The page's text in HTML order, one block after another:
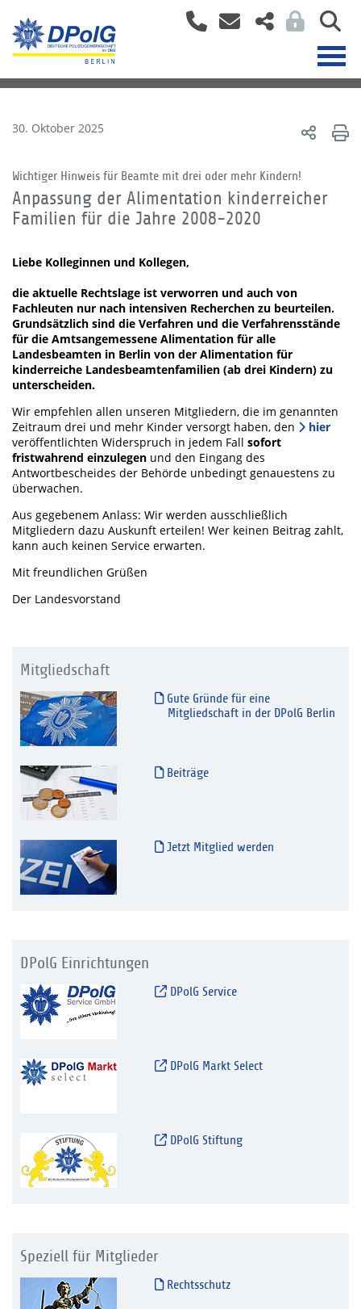
30. Oktober 2025
Wichtiger Hinweis für Beamte mit drei oder mehr Kindern!
Anpassung der Alimentation kinderreicher
Familien für die Jahre 2008-2020
Liebe Kolleginnen und Kollegen,
die aktuelle Rechtslage ist verworren und auch von
Fachleuten nur nach intensiven Recherchen zu beurteilen.
Grundsätzlich sind die Verfahren und die Verfahrensstände
für die Amtsangemessene Alimentation für alle
Landesbeamten in Berlin von der Alimentation für
kinderreiche Landesbeamtenfamilien (ab drei Kindern) zu
unterscheiden.
Wir empfehlen allen unseren Mitgliedern, die im genannten
Zeitraum drei und mehr Kinder versorgt haben, den
hier
veröffentlichten Widerspruch in jedem Fall sofort
fristwahrend einzulegen und den Eingang des
Antwortbescheides der Behörde unbedingt genauestens zu
überwachen.
Aus gegebenem Anlass: Wir werden ausschließlich
Mitgliedern dazu Auskunft erteilen! Wer keinen Beitrag zahlt,
kann auch keinen Service erwarten.
Mit freundlichen Grüßen
Der Landesvorstand
Mitgliedschaft
Gute Gründe für eine
Mitgliedschaft in der DPolG Berlin
Beiträge
Jetzt Mitglied werden
DPolG Einrichtungen
DPolG Service
DPolG Markt Select
DPolG Stiftung
Speziell für Mitglieder
Rechtsschutz